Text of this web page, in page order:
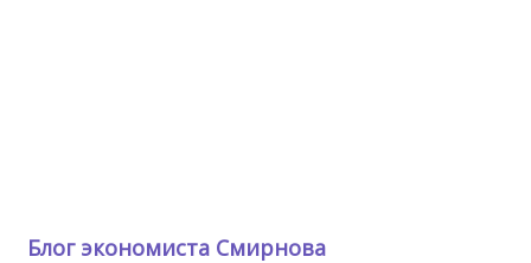
Блог экономиста Смирнова